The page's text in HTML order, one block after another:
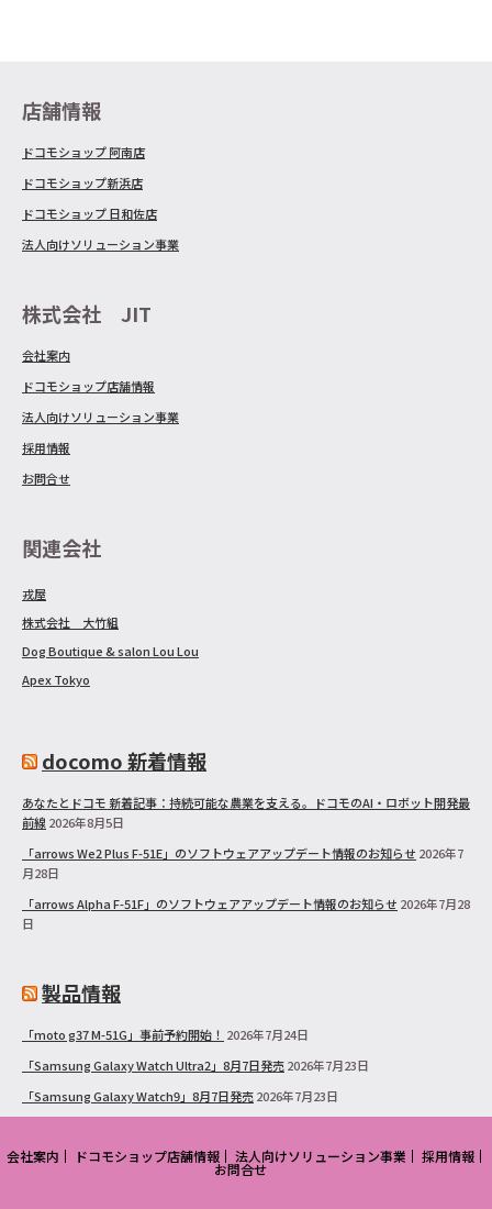
店舗情報
ドコモショップ 阿南店
ドコモショップ新浜店
ドコモショップ 日和佐店
法人向けソリューション事業
株式会社 JIT
会社案内
ドコモショップ店舗情報
法人向けソリューション事業
採用情報
お問合せ
関連会社
戎屋
株式会社 大竹組
Dog Boutique & salon Lou Lou
Apex Tokyo
docomo 新着情報
あなたとドコモ 新着記事：持続可能な農業を支える。ドコモのAI・ロボット開発最
前線2026年8月5日
「arrows We2 Plus F-51E」のソフトウェアアップデート情報のお知らせ 2026年7
月28日
「arrows Alpha F-51F」のソフトウェアアップデート情報のお知らせ 2026年7月28
日
製品情報
「moto g37 M-51G」事前予約開始！ 2026年7月24日
「Samsung Galaxy Watch Ultra2」8月7日発売2026年7月23日
「Samsung Galaxy Watch9」8月7日発売2026年7月23日
会社案内 ドコモショップ店舗情報 法人向けソリューション事業 採用情報
お問合せ